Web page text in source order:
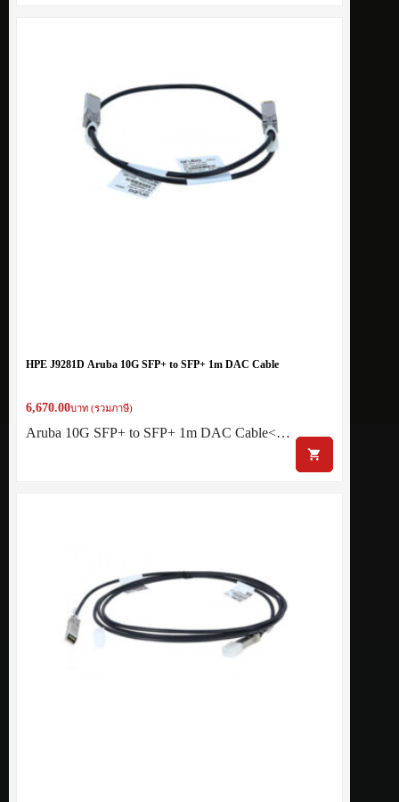
HPE J9281D Aruba 10G SFP+ to SFP+ 1m DAC Cable
6,670.00บาท (รวมภาษี)
Aruba 10G SFP+ to SFP+ 1m DAC Cable<…